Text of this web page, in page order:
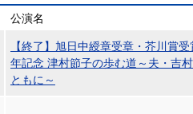
公演名
【終了】旭日中綬章受章・芥川賞
年記念 津村節子の歩む道～夫・吉
ともに～